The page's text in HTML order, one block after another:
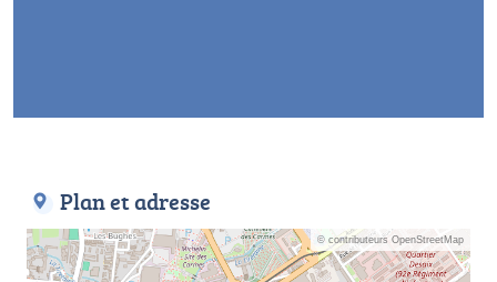
Plan et adresse
© contributeurs OpenStreetMap